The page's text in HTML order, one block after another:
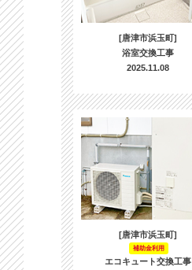
[唐津市浜玉町]
浴室交換工事
2025.11.08
[唐津市浜玉町]
補助金利用
エコキュート交換工事